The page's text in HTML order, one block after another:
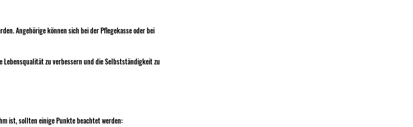
Angehörige können sich bei der Pflegekasse oder bei
zu verbessern und die Selbstständigkeit zu
ist, sollten einige Punkte beachtet werden: